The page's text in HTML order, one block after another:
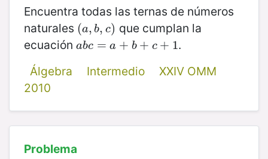
Encuentra todas las ternas de números
naturales (a, b, c)
(a,b,c) que cumplan la
ecuación abc = a + b + c + 1
abc =a+ b+c +1
.
Álgebra
Intermedio
XXIV OMM
2010
Problema